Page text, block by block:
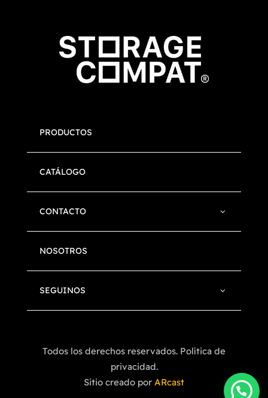
PRODUCTOS
CATÁLOGO
CONTACTO
NOSOTROS
SEGUINOS
Todos los derechos reservados. Política de
privacidad.
Sitio creado por ARcast